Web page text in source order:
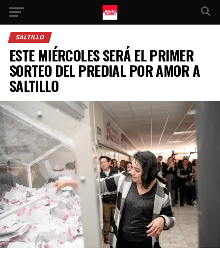
SALTILLO
ESTE MIÉRCOLES SERÁ EL PRIMER
SORTEO DEL PREDIAL POR AMOR A
SALTILLO